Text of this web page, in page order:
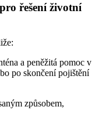
řešení životní
a peněžitá pomoc v
po skončení pojištění
způsobem,